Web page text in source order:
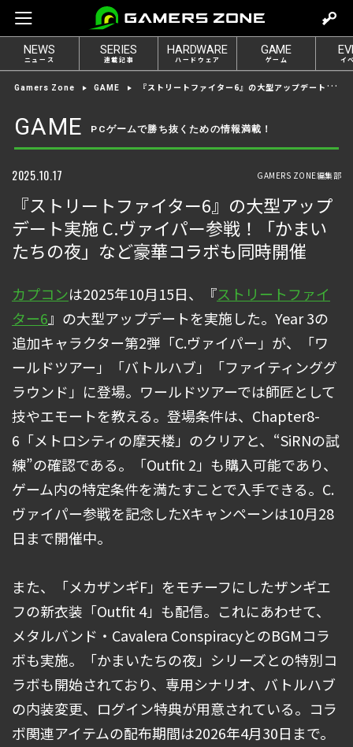
e
t
o
g
n
NEWS
ニュース
SERIES
連載記事
HARDWARE
ハードウェア
GAME
ゲーム イ
Gamers Zone GAME 『ストリートファイター6』の大型アップデート実施 C.ヴァイパー参戦！「かまいたちの夜」など豪華コラボも同時開催
GAME PCゲームで勝ち抜くための情報満載！
2025.10.17 GAMERS ZONE編集部
『ストリートファイター6』の大型アップ
デート実施 C.ヴァイパー参戦！「かまい
たちの夜」など豪華コラボも同時開催
カプコンは2025年10月15日、『ストリートファイ
ター6』の大型アップデートを実施した。Year 3の
追加キャラクター第2弾「C.ヴァイパー」が、「ワ
ールドツアー」「バトルハブ」「ファイティンググ
ラウンド」に登場。ワールドツアーでは師匠として
技やエモートを教える。登場条件は、Chapter8-
6「メトロシティの摩天楼」のクリアと、“SiRNの試
練”の確認である。「Outfit 2」も購入可能であり、
ゲーム内の特定条件を満たすことで入手できる。C.
ヴァイパー参戦を記念したXキャンペーンは10月28
日まで開催中。
また、「メカザンギF」をモチーフにしたザンギエ
フの新衣装「Outfit 4」も配信。これにあわせて、
メタルバンド・Cavalera ConspiracyとのBGMコラ
ボも実施。「かまいたちの夜」シリーズとの特別コ
ラボも開始されており、専用シナリオ、バトルハブ
の内装変更、ログイン特典が用意されている。コラ
ボ関連アイテムの配布期間は2026年4月30日まで。